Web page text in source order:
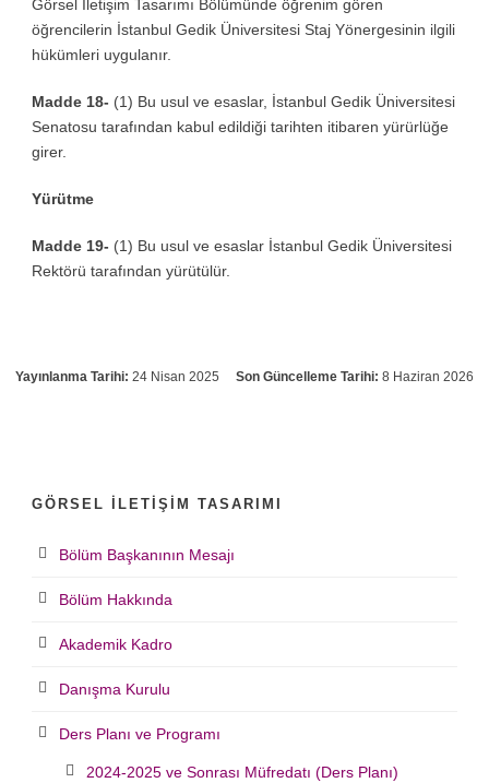
Görsel İletişim Tasarımı Bölümünde öğrenim gören
öğrencilerin İstanbul Gedik Üniversitesi Staj Yönergesinin ilgili
hükümleri uygulanır.
Madde 18- (1) Bu usul ve esaslar, İstanbul Gedik Üniversitesi
Senatosu tarafından kabul edildiği tarihten itibaren yürürlüğe
girer.
Yürütme
Madde 19- (1) Bu usul ve esaslar İstanbul Gedik Üniversitesi
Rektörü tarafından yürütülür.
Yayınlanma Tarihi: 24 Nisan 2025 Son Güncelleme Tarihi: 8 Haziran 2026
GÖRSEL İLETIŞIM TASARIMI
Bölüm Başkanının Mesajı
Bölüm Hakkında
Akademik Kadro
Danışma Kurulu
Ders Planı ve Programı
2024-2025 ve Sonrası Müfredatı (Ders Planı)